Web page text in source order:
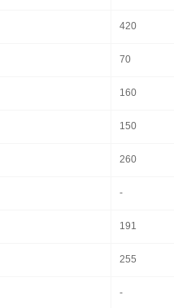
420
70
160
150
260
-
191
255
-